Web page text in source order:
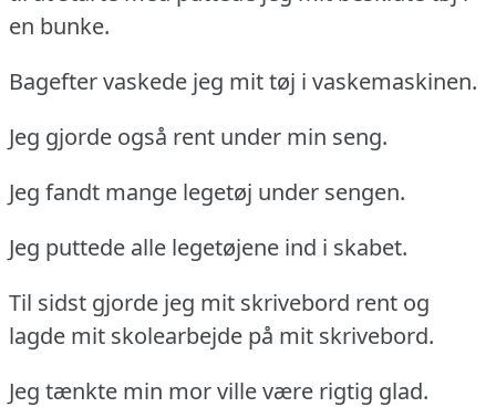
en bunke.
Bagefter vaskede jeg mit tøj i vaskemaskinen.
Jeg gjorde også rent under min seng.
Jeg fandt mange legetøj under sengen.
Jeg puttede alle legetøjene ind i skabet.
Til sidst gjorde jeg mit skrivebord rent og
lagde mit skolearbejde på mit skrivebord.
Jeg tænkte min mor ville være rigtig glad.